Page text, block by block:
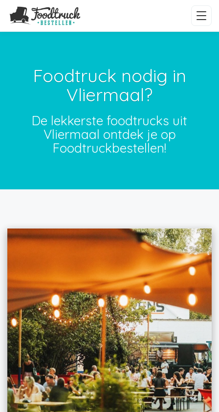
Foodtruck nodig in
Vliermaal?
De lekkerste foodtrucks uit
Vliermaal ontdek je op
Foodtruckbestellen!